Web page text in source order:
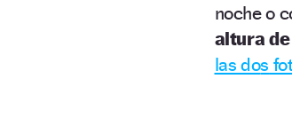
noche o
altura
las dos